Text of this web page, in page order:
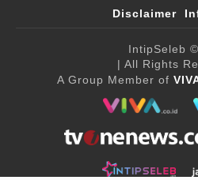
Disclaimer
IntipSeleb
| All Rights
A Group Member of